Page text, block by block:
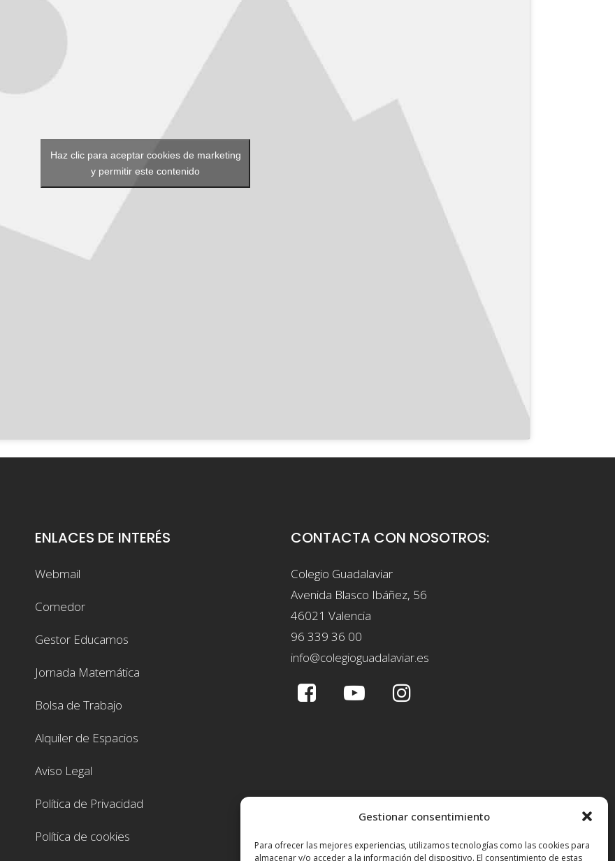
Gestionar consentimiento
Para ofrecer las mejores experiencias, utilizamos tecnologías como las cookies para
almacenar y/o acceder a la información del dispositivo. El consentimiento de estas
Haz clic para aceptar cookies de marketing
y permitir este contenido
ENLACES DE INTERÉS
Webmail
Comedor
Gestor Educamos
Jornada Matemática
Bolsa de Trabajo
Alquiler de Espacios
Aviso Legal
Política de Privacidad
Política de cookies
CONTACTA CON NOSOTROS:
Colegio Guadalaviar
Avenida Blasco Ibáñez, 56
46021 Valencia
96 339 36 00
info@colegioguadalaviar.es